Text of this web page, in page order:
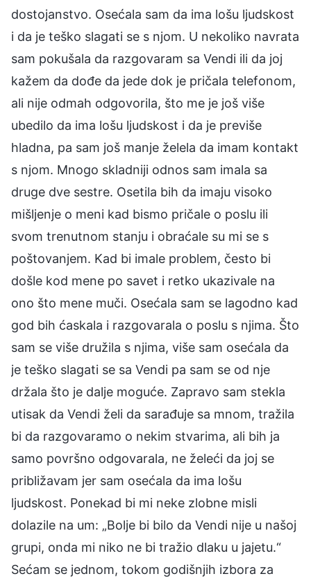
dostojanstvo. Osećala sam da ima lošu ljudskost
i da je teško slagati se s njom. U nekoliko navrata
sam pokušala da razgovaram sa Vendi ili da joj
kažem da dođe da jede dok je pričala telefonom,
ali nije odmah odgovorila, što me je još više
ubedilo da ima lošu ljudskost i da je previše
hladna, pa sam još manje želela da imam kontakt
s njom. Mnogo skladniji odnos sam imala sa
druge dve sestre. Osetila bih da imaju visoko
mišljenje o meni kad bismo pričale o poslu ili
svom trenutnom stanju i obraćale su mi se s
poštovanjem. Kad bi imale problem, često bi
došle kod mene po savet i retko ukazivale na
ono što mene muči. Osećala sam se lagodno kad
god bih ćaskala i razgovarala o poslu s njima. Što
sam se više družila s njima, više sam osećala da
je teško slagati se sa Vendi pa sam se od nje
držala što je dalje moguće. Zapravo sam stekla
utisak da Vendi želi da sarađuje sa mnom, tražila
bi da razgovaramo o nekim stvarima, ali bih ja
samo površno odgovarala, ne želeći da joj se
približavam jer sam osećala da ima lošu
ljudskost. Ponekad bi mi neke zlobne misli
dolazile na um: „Bolje bi bilo da Vendi nije u našoj
grupi, onda mi niko ne bi tražio dlaku u jajetu.“
Sećam se jednom, tokom godišnjih izbora za